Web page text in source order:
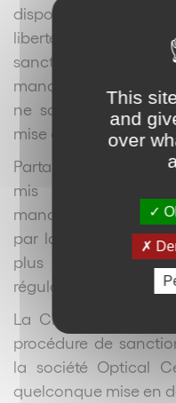
dispositions de
libertés que la
sanctionner un
manquements aux
ne sont pas
mise en demeure
Partant, dès lors que
mis en place des
manquement aux
par la CNIL lors de
plus susceptible
régularisation.
La CNIL pouvait
procédure de
la société Optical
quelconque mise en
This
and
over